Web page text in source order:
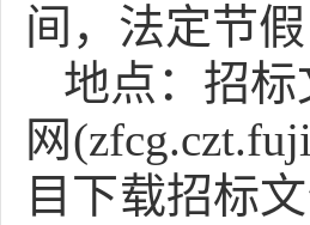
间，法定节假
地点： 招标
网
目下载招标